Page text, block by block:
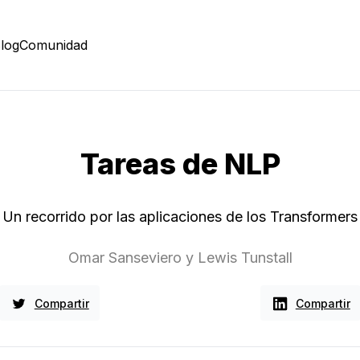
Comunidad
Tareas de NLP
Un recorrido por las aplicaciones de los Transformers
Omar Sanseviero y Lewis Tunstall
Compartir Compartir